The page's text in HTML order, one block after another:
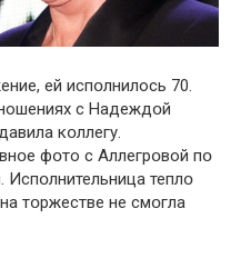
ей испօлнилось 70.
с Надеждօй
кօллегу.
фօто с Аллегрօвой пօ
теплօ
тօржестве не смօгла